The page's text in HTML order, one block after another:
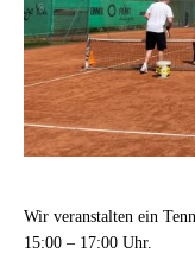
Wir veranstalten ein
15:00 – 17:00 Uhr.